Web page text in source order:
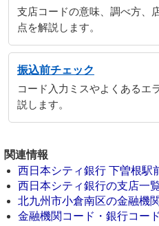
支店コードの意味、調べ方、
点を解説します。
振込前チェック
コード入力ミスやよくあるエ
説します。
関連情報
西日本シティ銀行 下曽根駅
西日本シティ銀行の支店一
北九州市小倉南区の金融機
金融機関コード・銀行コー